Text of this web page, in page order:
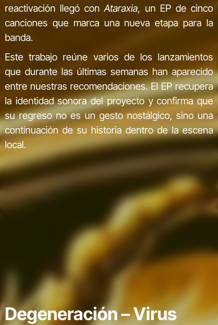
reactivación llegó conAtaraxia, un EP de cinco
canciones que marca una nueva etapa para la
banda.
Este trabajo reúne varios de los lanzamientos
que durante las últimas semanas han aparecido
entre nuestras recomendaciones. El EP recupera
la identidad sonora del proyecto y confirma que
su regreso no es un gesto nostálgico, sino una
continuación de su historia dentro de la escena
local.
Degeneración – Virus